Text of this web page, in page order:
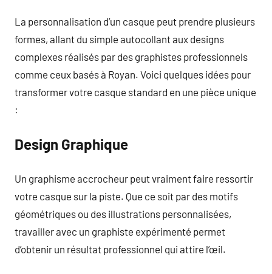
La personnalisation d’un casque peut prendre plusieurs
formes, allant du simple autocollant aux designs
complexes réalisés par des graphistes professionnels
comme ceux basés à Royan. Voici quelques idées pour
transformer votre casque standard en une pièce unique
:
Design Graphique
Un graphisme accrocheur peut vraiment faire ressortir
votre casque sur la piste. Que ce soit par des motifs
géométriques ou des illustrations personnalisées,
travailler avec un graphiste expérimenté permet
d’obtenir un résultat professionnel qui attire l’œil.